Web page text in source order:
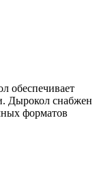
обеспечивает
Дырокол снабжен
форматов